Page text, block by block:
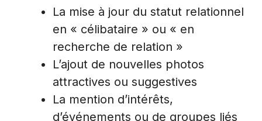
La mise à jour du statut relationnel
en « célibataire » ou « en
recherche de relation »
L’ajout de nouvelles photos
attractives ou suggestives
La mention d’intérêts,
d’événements ou de groupes liés